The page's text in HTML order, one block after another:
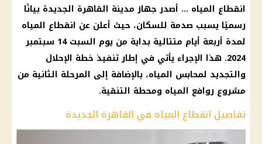
انقطاع المياه … أصدر جهاز مدينة القاهرة الجديدة بيانًا
رسميًا يسبب صدمة للسكان، حيث أعلن عن انقطاع المياه
لمدة أربعة أيام متتالية بداية من يوم السبت 14 سبتمبر
2024. هذا الإجراء يأتي في إطار تنفيذ خطة الإحلال
والتجديد لمحابس المياه، بالإضافة إلى المرحلة الثانية من
مشروع روافع المياه ومحطة التنقية.
تفاصيل انقطاع المياه في القاهرة الجديدة